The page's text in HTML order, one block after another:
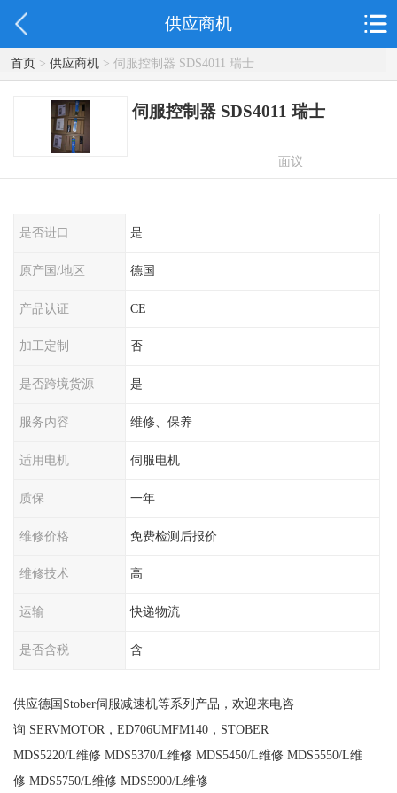
供应商机
首页> 供应商机> 伺服控制器 SDS4011 瑞士
伺服控制器 SDS4011 瑞士
面议
是否进口 是
原产国/地区 德国
产品认证 CE
加工定制 否
是否跨境货源 是
服务内容 维修、保养
适用电机 伺服电机
质保 一年
维修价格 免费检测后报价
维修技术 高
运输 快递物流
是否含税 含
供应德国Stober伺服减速机等系列产品，欢迎来电咨
询 SERVMOTOR，ED706UMFM140，STOBER
MDS5220/L维修 MDS5370/L维修 MDS5450/L维修 MDS5550/L维
修 MDS5750/L维修 MDS5900/L维修